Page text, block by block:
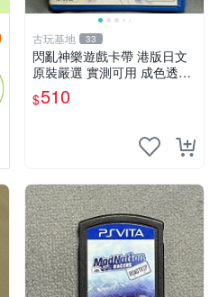
古玩基地 33
閃亂神樂遊戲卡帶 港版日文
原裝嚴選 實測可用 成色透明
保証 正常玩耍無問題 閃亂神
樂 港版 日文 卡帶 港行
$510